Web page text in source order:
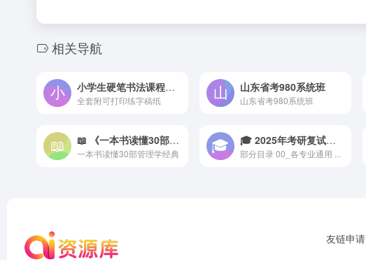
相关导航
小学生硬笔书法课程（123集全）
全套附可打印练字稿纸
山东省考980系统班
山东省考980系统班
📖 《一本书读懂30部管理学经典》郭泽德等
一本书读懂30部管理学经典
🎓 2025年考研复试必备资料（复试流程+英语+专业课）
部分目录 00_各专业通用 ...
友链申请